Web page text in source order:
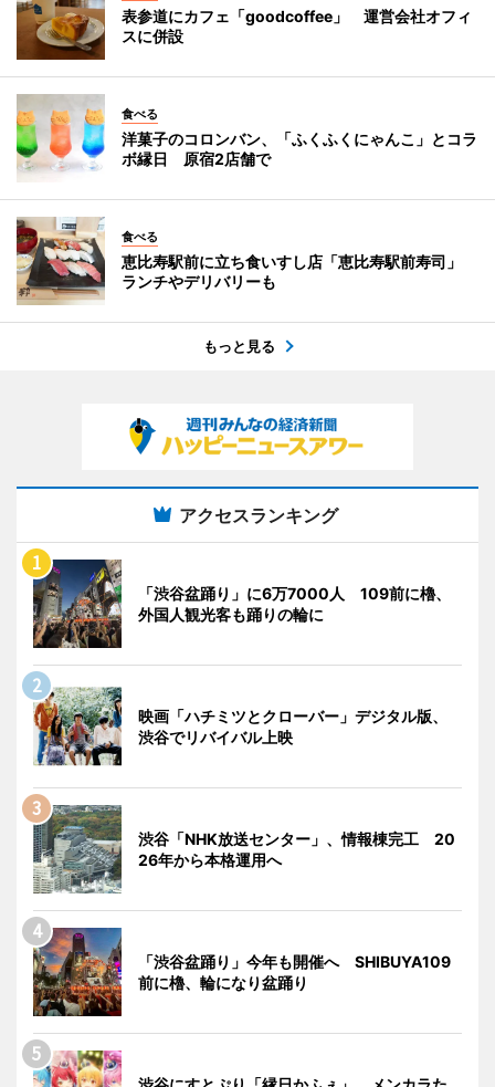
表参道にカフェ「goodcoffee」 運営会社オフィ
スに併設
食べる
洋菓子のコロンバン、「ふくふくにゃんこ」とコラ
ボ縁日 原宿2店舗で
食べる
恵比寿駅前に立ち食いすし店「恵比寿駅前寿司」
ランチやデリバリーも
もっと見る
アクセスランキング
「渋谷盆踊り」に6万7000人 109前に櫓、
外国人観光客も踊りの輪に
映画「ハチミツとクローバー」デジタル版、
渋谷でリバイバル上映
渋谷「NHK放送センター」、情報棟完工 20
26年から本格運用へ
「渋谷盆踊り」今年も開催へ SHIBUYA109
前に櫓、輪になり盆踊り